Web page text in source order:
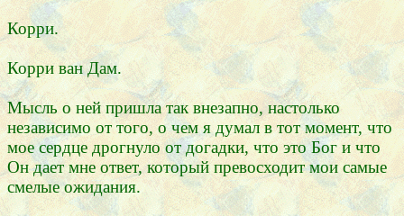
Корри.
Корри ван Дам.
Мысль о ней пришла так внезапно, настолько
независимо от того, о чем я думал в тот момент, что
мое сердце дрогнуло от догадки, что это Бог и что
Он дает мне ответ, который превосходит мои самые
смелые ожидания.